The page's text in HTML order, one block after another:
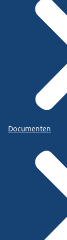
Documenten